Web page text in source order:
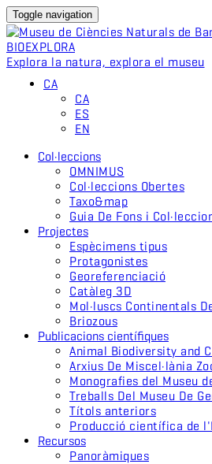
Toggle navigation
BIOEXPLORA
Explora la natura, explora el museu
CA
CA
ES
EN
Col·leccions
OMNIMUS
Col·leccions Obertes
Taxo&map
Guia De Fons i
Projectes
Espècimens tipus
Protagonistes
Georeferenciació
Catàleg 3D
Mol·luscs Continentals
Briozous
Publicacions científiques
Animal Biodiversity and
Arxius De Miscel·lània
Monografies del Museu
Treballs Del Museu De
Títols anteriors
Producció científica de
Recursos
Panoràmiques